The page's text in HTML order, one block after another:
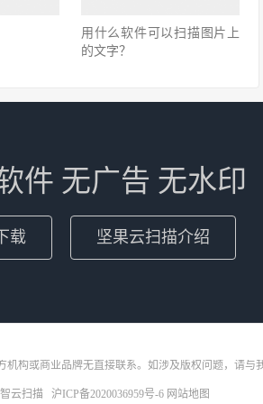
用什么软件可以扫描图片上
的文字？
件 无广告 无水印
载 坚果云扫描介绍
构或商业品牌无直接联系。如涉及版权问题，请与
云扫描 沪ICP备2020036959号-6 网站地图